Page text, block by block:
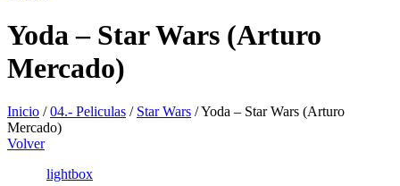
Yoda – Star Wars (Arturo
Mercado)
Inicio / 04.- Peliculas / Star Wars /Yoda – Star Wars (Arturo
Mercado)
Volver
lightbox